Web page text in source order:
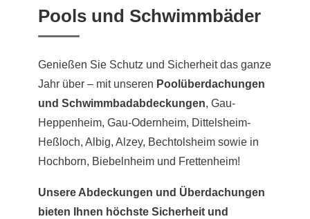
Pools und Schwimmbäder
Genießen Sie Schutz und Sicherheit das ganze
Jahr über – mit unseren Poolüberdachungen
und Schwimmbadabdeckungen, Gau-
Heppenheim, Gau-Odernheim, Dittelsheim-
Heßloch, Albig, Alzey, Bechtolsheim sowie in
Hochborn, Biebelnheim und Frettenheim!
Unsere Abdeckungen und Überdachungen
bieten Ihnen höchste Sicherheit und